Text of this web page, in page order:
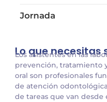
Jornada
Lo que necesitas
Los asistentes en las
prevención, tratamiento
oral son profesionales
de atención
de tareas que van desde